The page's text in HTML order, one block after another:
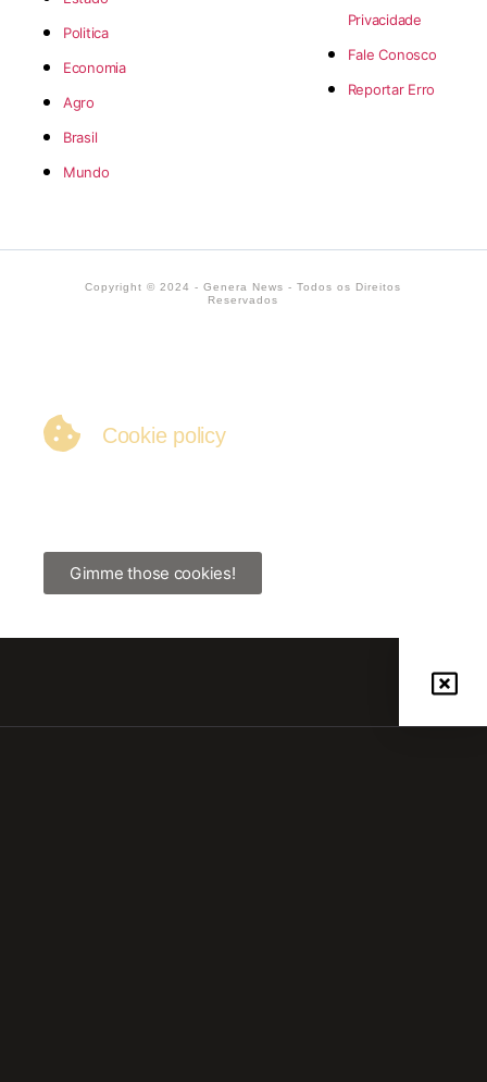
Politica
Economia
Agro
Brasil
Mundo
Privacidade
Fale Conosco
Reportar Erro
Copyright © 2024 - Genera News - Todos os Direitos
Reservados
Cookie policy
Gimme those cookies!